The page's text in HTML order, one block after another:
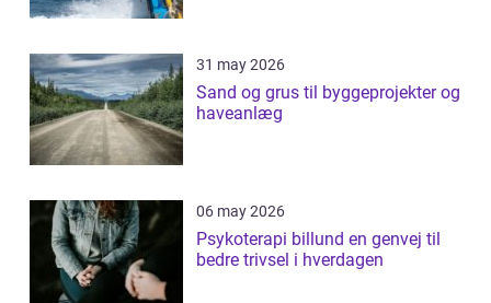
31 may 2026
Sand og grus til byggeprojekter og
haveanlæg
06 may 2026
Psykoterapi billund en genvej til
bedre trivsel i hverdagen